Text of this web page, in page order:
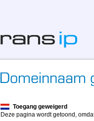
Toegang geweigerd
Deze pagina wordt getoond,